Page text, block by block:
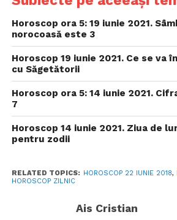
Horoscop ora 5: 19 iunie 2021.
norocoasă este 3
Horoscop 19 iunie 2021. Ce se va
cu Săgetătorii
Horoscop ora 5: 14 iunie 2021.
7
Horoscop 14 iunie 2021. Ziua de
pentru zodii
RELATED TOPICS: HOROSCOP 22 IUNIE 2018,
HOROSCOP ZILNIC
Ais Cristian